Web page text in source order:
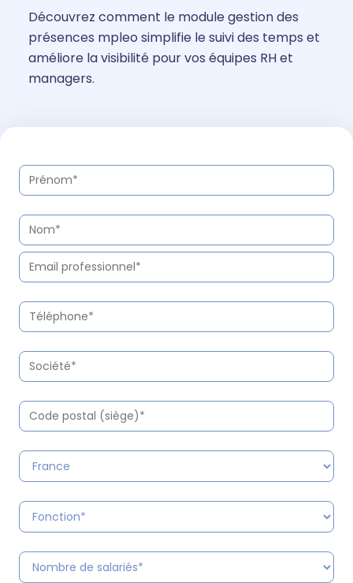
Découvrez comment le module gestion des
présences mpleo simplifie le suivi des temps et
améliore la visibilité pour vos équipes RH et
managers.